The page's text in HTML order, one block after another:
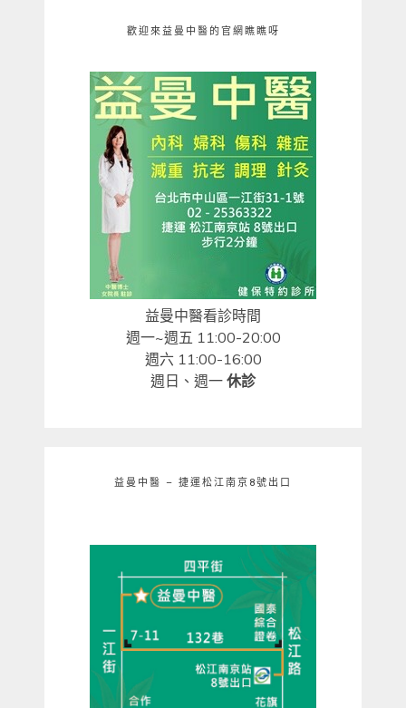
歡迎來益曼中醫的官網瞧瞧呀
益曼中醫看診時間
週一~週五 11:00-20:00
週六 11:00-16:00
週日、週一 休診
益曼中醫 – 捷運松江南京8號出口